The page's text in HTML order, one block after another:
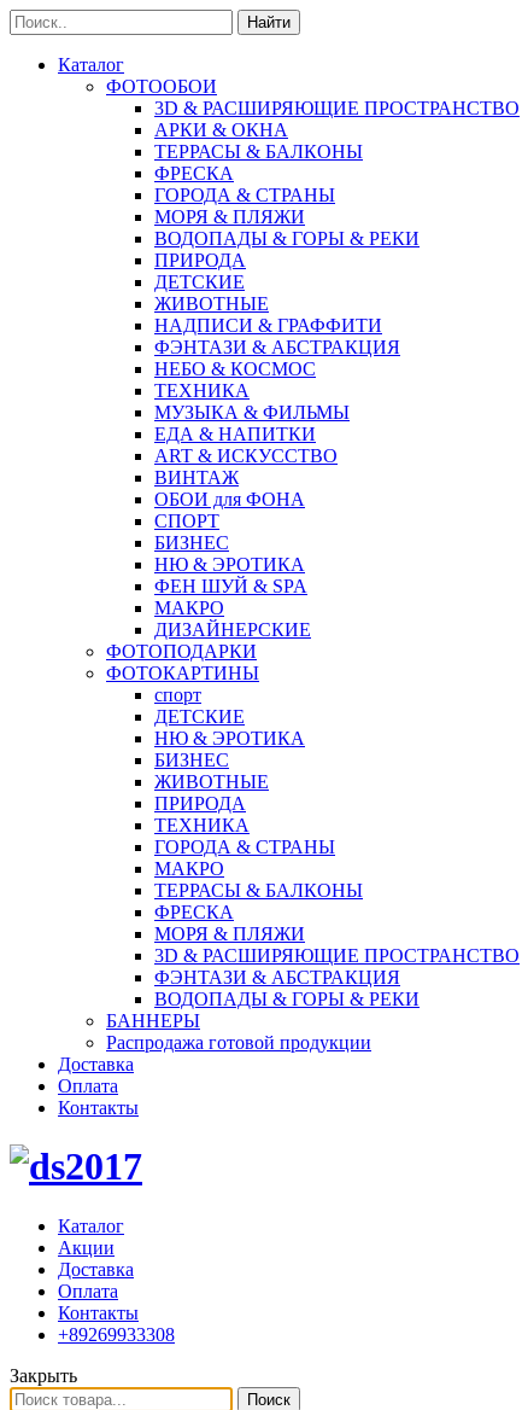
Найти
Каталог
ФОТООБОИ
3D & РАСШИРЯЮЩИЕ ПРОСТРАНСТВО
АРКИ & ОКНА
ТЕРРАСЫ & БАЛКОНЫ
ФРЕСКА
ГОРОДА & СТРАНЫ
МОРЯ & ПЛЯЖИ
ВОДОПАДЫ & ГОРЫ & РЕКИ
ПРИРОДА
ДЕТСКИЕ
ЖИВОТНЫЕ
НАДПИСИ & ГРАФФИТИ
ФЭНТАЗИ & АБСТРАКЦИЯ
НЕБО & КОСМОС
ТЕХНИКА
МУЗЫКА & ФИЛЬМЫ
ЕДА & НАПИТКИ
ART & ИСКУССТВО
ВИНТАЖ
ОБОИ для ФОНА
СПОРТ
БИЗНЕС
НЮ & ЭРОТИКА
ФЕН ШУЙ & SPA
МАКРО
ДИЗАЙНЕРСКИЕ
ФОТОПОДАРКИ
ФОТОКАРТИНЫ
спорт
ДЕТСКИЕ
НЮ & ЭРОТИКА
БИЗНЕС
ЖИВОТНЫЕ
ПРИРОДА
ТЕХНИКА
ГОРОДА & СТРАНЫ
МАКРО
ТЕРРАСЫ & БАЛКОНЫ
ФРЕСКА
МОРЯ & ПЛЯЖИ
3D & РАСШИРЯЮЩИЕ ПРОСТРАНСТВО
ФЭНТАЗИ & АБСТРАКЦИЯ
ВОДОПАДЫ & ГОРЫ & РЕКИ
БАННЕРЫ
Распродажа готовой продукции
Доставка
Оплата
Контакты
Каталог
Акции
Доставка
Оплата
Контакты
+89269933308
Закрыть
Поиск